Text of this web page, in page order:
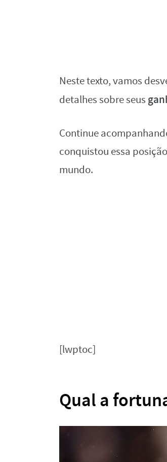
Neste texto, vamos
detalhes sobre seus
Continue
conquistou essa
mundo.
[lwptoc]
Qual a